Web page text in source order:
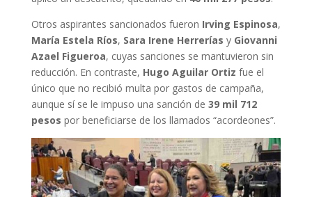
Otros aspirantes sancionados fueron Irving Espinosa,
María Estela Ríos, Sara Irene Herrerías y Giovanni
Azael Figueroa, cuyas sanciones se mantuvieron sin
reducción. En contraste, Hugo Aguilar Ortiz fue el
único que no recibió multa por gastos de campaña,
aunque sí se le impuso una sanción de 39 mil 712
pesos por beneficiarse de los llamados “acordeones”.